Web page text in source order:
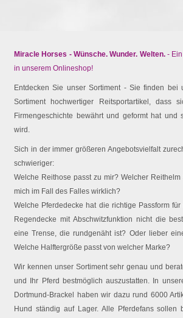
Miracle Horses - Wünsche. Wunder. Welten.- Ein
in unserem Onlineshop!
Entdecken Sie unser Sortiment - Sie finden bei
Sortiment hochwertiger Reitsportartikel, dass
Firmengeschichte bewährt und geformt hat und
wird.
Sich in der immer größeren Angebotsvielfalt
schwieriger:
Welche Reithose passt zu mir? Welcher
mich im Fall des Falles wirklich?
Welche Pferdedecke hat die richtige Passform
Regendecke mit Abschwitzfunktion nicht die
eine Trense, die rundgenäht ist? Oder lieber
Welche Halftergröße passt von welcher Marke?
Wir kennen unser Sortiment sehr genau und
und Ihr Pferd bestmöglich auszustatten. In
Dortmund-Brackel haben wir dazu rund 6000
Hund ständig auf Lager. Alle Pferdefans sollen